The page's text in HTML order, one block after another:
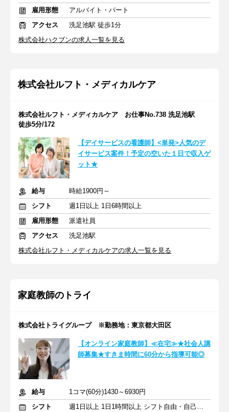
雇用形態
アルバイト・パート
アクセス
洗足池駅 徒歩1分
株式会社ハクブンの求人一覧を見る
株式会社ルフト・メディカルケア
株式会社ルフト・メディカルケア お仕事No.738 洗足池駅
徒歩5分/172
【デイサービスの看護師】<単発>人気のデ
イサービス案件！予定の空いた１日で収入ゲ
ット★
給与
時給1900円～
シフト
週1日以上 1日6時間以上
雇用形態
派遣社員
アクセス
洗足池駅
株式会社ルフト・メディカルケアの求人一覧を見る
家庭教師のトライ
株式会社トライグループ ※勤務地：東京都大田区
【オンライン家庭教師】≪在宅≫★社会人講
師募集★すきま時間に60分から指導可能◎
給与
1コマ(60分)1430～6930円
シフト
週1日以上 1日1時間以上 シフト自由・自己申告